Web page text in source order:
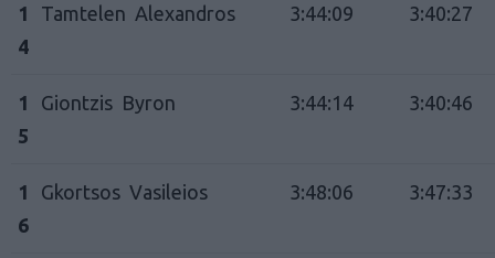
1
4
Tamtelen Alexandros 3:44:09 3:40:27
1
5
Giontzis Byron 3:44:14 3:40:46
1
6
Gkortsos Vasileios 3:48:06 3:47:33